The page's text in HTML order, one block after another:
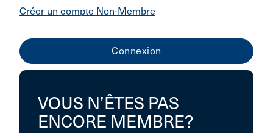
Créer un compte Non-Membre
VOUS N’ÊTES PAS
ENCORE MEMBRE?